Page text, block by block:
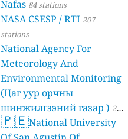
Nafas 84 stations
NASA CSESP / RTI 207
stations
National Agency For
Meteorology And
Environmental Monitoring
(Цаг уур орчны
шинжилгээний газар ) 21
stations
🇵🇪National University